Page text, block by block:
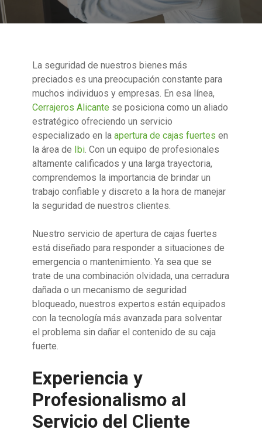
La seguridad de nuestros bienes más
preciados es una preocupación constante para
muchos individuos y empresas. En esa línea,
Cerrajeros Alicante se posiciona como un aliado
estratégico ofreciendo un servicio
especializado en la apertura de cajas fuertes en
la área de Ibi . Con un equipo de profesionales
altamente calificados y una larga trayectoria,
comprendemos la importancia de brindar un
trabajo confiable y discreto a la hora de manejar
la seguridad de nuestros clientes.
Nuestro servicio de apertura de cajas fuertes
está diseñado para responder a situaciones de
emergencia o mantenimiento. Ya sea que se
trate de una combinación olvidada, una cerradura
dañada o un mecanismo de seguridad
bloqueado, nuestros expertos están equipados
con la tecnología más avanzada para solventar
el problema sin dañar el contenido de su caja
fuerte.
Experiencia y
Profesionalismo al
Servicio del Cliente